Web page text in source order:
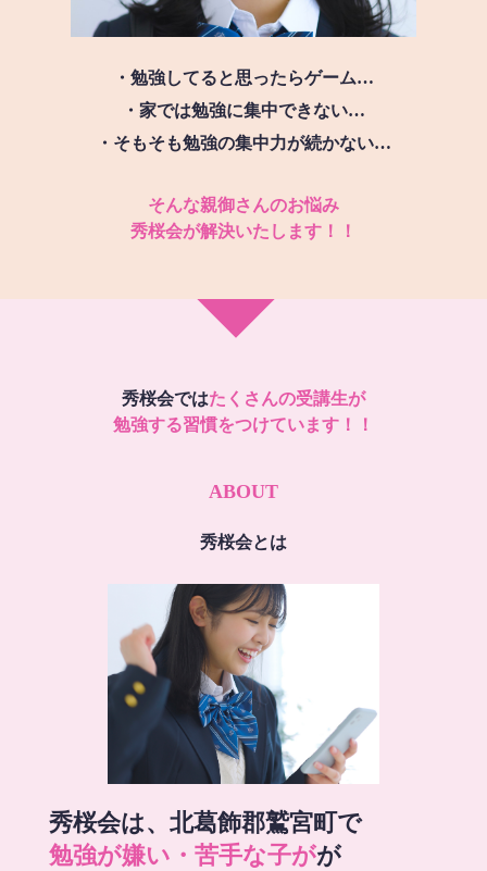
・勉強してると思ったらゲーム…
・家では勉強に集中できない…
・そもそも勉強の集中力が続かない…
そんな親御さんのお悩み
秀桜会が解決いたします！！
秀桜会ではたくさんの受講生が
勉強する習慣をつけています！！
ABOUT
秀桜会とは
秀桜会は、北葛飾郡鷲宮町で
勉強が嫌い・苦手な子がが